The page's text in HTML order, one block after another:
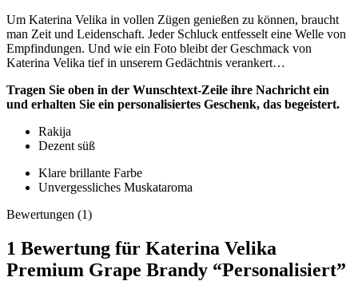
Um Katerina Velika in vollen Zügen genießen zu können, braucht
man Zeit und Leidenschaft. Jeder Schluck entfesselt eine Welle von
Empfindungen. Und wie ein Foto bleibt der Geschmack von
Katerina Velika tief in unserem Gedächtnis verankert…
Tragen Sie oben in der Wunschtext-Zeile ihre Nachricht ein
und erhalten Sie ein personalisiertes Geschenk, das begeistert.
Rakija
Dezent süß
Klare brillante Farbe
Unvergessliches Muskataroma
Bewertungen (1)
1 Bewertung für Katerina Velika
Premium Grape Brandy “Personalisiert”